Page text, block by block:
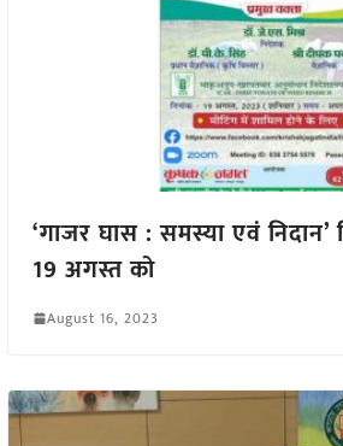
‘गाजर घास : समस्या एवं निदान’
19 अगस्त को
August 16, 2023